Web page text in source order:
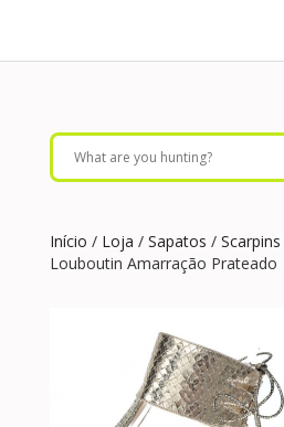
Início / Loja / Sapatos / Scarpins
Louboutin Amarração Prateado